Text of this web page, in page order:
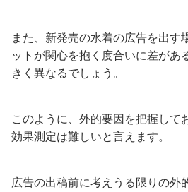
また、新発売の水着の広告を出す
ットが関心を抱く度合いに差があ
きく異なるでしょう。
このように、外的要因を把握して
効果測定は難しいと言えます。
広告の出稿前に考えうる限りの外